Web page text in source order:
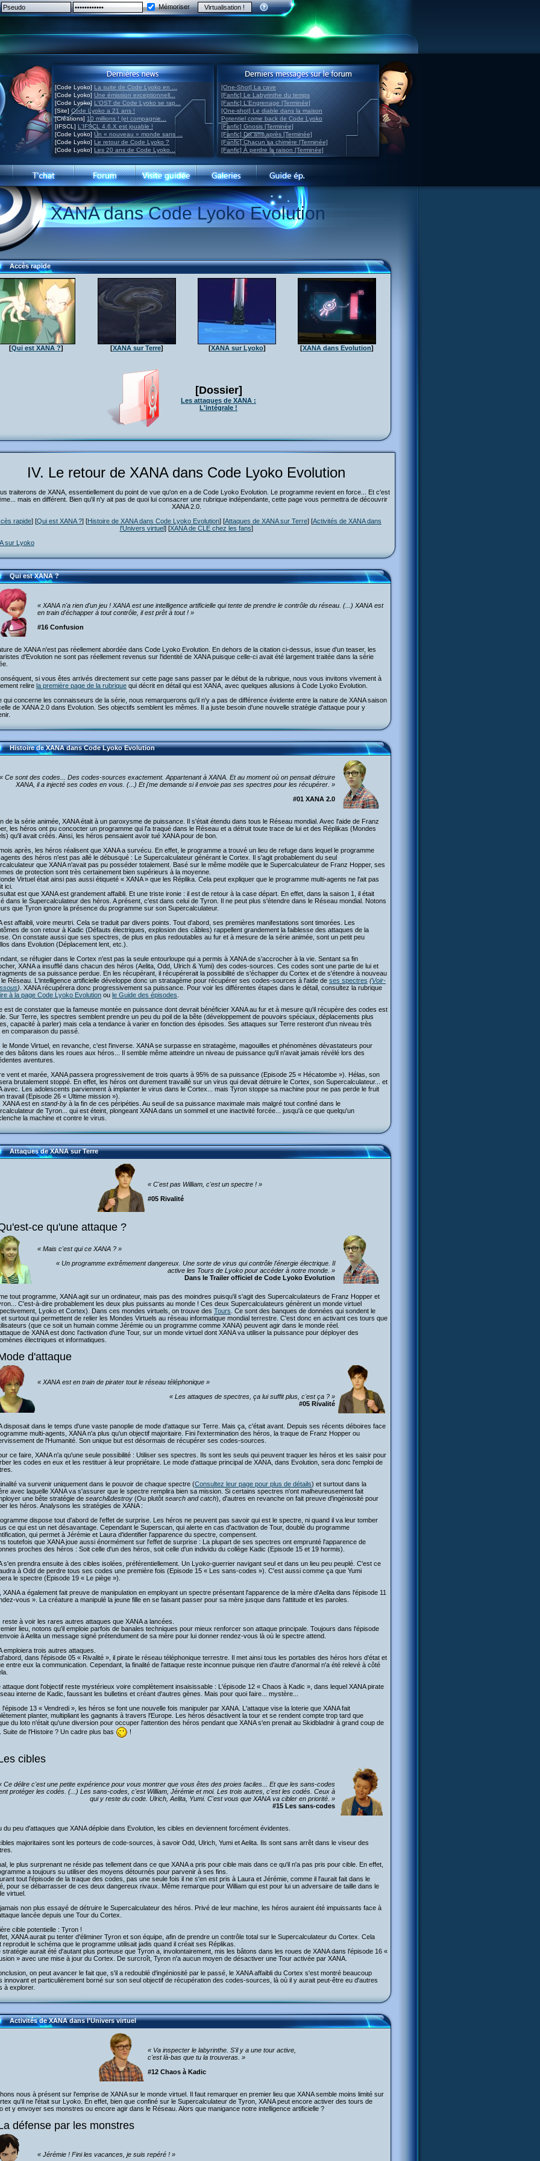
Mémoriser
[Code Lyoko] La suite de Code Lyoko en ...
[Code Lyoko] Une émission exceptionnell...
[Code Lyoko] L'OST de Code Lyoko se rap...
[Site] Code Lyoko a 21 ans !
[Créations] 10 millions ! (et compagnie...
[IFSCL] L'IFSCL 4.6.X est jouable !
[Code Lyoko] Un « nouveau » monde sans ...
[Code Lyoko] Le retour de Code Lyoko ?
[Code Lyoko] Les 20 ans de Code Lyoko...
[One-Shot] La cave
[Fanfic] Le Labyrinthe du temps
[Fanfic] L'Engrenage [Terminée]
[One-shot] Le diable dans la maison
Potentiel come back de Code Lyoko
[Fanfic] Gnosis [Terminée]
[Fanfic] Dix ans après [Terminée]
[Fanfic] Chacun sa chimère [Terminée]
[Fanfic] À perdre la raison [Terminée]
XANA dans Code Lyoko Evolution
Accès rapide
[Qui est XANA ?] [XANA sur Terre] [XANA sur Lyoko] [XANA dans Evolution]
[Dossier]
Les attaques de XANA :
L'intégrale !
IV. Le retour de XANA dans Code Lyoko Evolution
traiterons de XANA, essentiellement du point de vue qu'on en a de Code Lyoko Evolution. Le programme revient en force... Et c'est
mais en différent. Bien qu'il n'y ait pas de quoi lui consacrer une rubrique indépendante, cette page vous permettra de découvrir
XANA 2.0.
rapide] [Qui est XANA ?] [Histoire de XANA dans Code Lyoko Evolution] [Attaques de XANA sur Terre] [Activités de XANA dans
l'Univers virtuel] [XANA de CLE chez les fans]
sur Lyoko
Qui est XANA ?
« XANA n'a rien d'un jeu ! XANA est une intelligence artificielle qui tente de prendre le contrôle du réseau. (...) XANA est
en train d'échapper à tout contrôle, il est prêt à tout ! »
#16 Confusion
de XANA n'est pas réellement abordée dans Code Lyoko Evolution. En dehors de la citation ci-dessus, issue d'un teaser, les
d'Evolution ne sont pas réellement revenus sur l'identité de XANA puisque celle-ci avait été largement traitée dans la série
si vous êtes arrivés directement sur cette page sans passer par le début de la rubrique, nous vous invitons vivement à
relire la première page de la rubrique qui décrit en détail qui est XANA, avec quelques allusions à Code Lyoko Evolution.
qui concerne les connaisseurs de la série, nous remarquerons qu'il n'y a pas de différence évidente entre la nature de XANA saison
de XANA 2.0 dans Evolution. Ses objectifs semblent les mêmes. Il a juste besoin d'une nouvelle stratégie d'attaque pour y
Histoire de XANA dans Code Lyoko Evolution
« Ce sont des codes... Des codes-sources exactement. Appartenant à XANA. Et au moment où on pensait détruire
XANA, il a injecté ses codes en vous. (...) Et j'me demande si il envoie pas ses spectres pour les récupérer. »
#01 XANA 2.0
de la série animée, XANA était à un paroxysme de puissance. Il s'était étendu dans tous le Réseau mondial. Avec l'aide de Franz
les héros ont pu concocter un programme qui l'a traqué dans le Réseau et a détruit toute trace de lui et des Réplikas (Mondes
qu'il avait créés. Ainsi, les héros pensaient avoir tué XANA pour de bon.
après, les héros réalisent que XANA a survécu. En effet, le programme a trouvé un lieu de refuge dans lequel le programme
des héros n'est pas allé le débusqué : Le Supercalculateur générant le Cortex. Il s'agit probablement du seul
que XANA n'avait pas pu posséder totalement. Basé sur le même modèle que le Supercalculateur de Franz Hopper, ses
de protection sont très certainement bien supérieurs à la moyenne.
Virtuel était ainsi pas aussi étiqueté « XANA » que les Réplika. Cela peut expliquer que le programme multi-agents ne l'ait pas
ici.
est que XANA est grandement affaibli. Et une triste ironie : il est de retour à la case départ. En effet, dans la saison 1, il était
dans le Supercalculateur des héros. A présent, c'est dans celui de Tyron. Il ne peut plus s'étendre dans le Réseau mondial. Notons
que Tyron ignore la présence du programme sur son Supercalculateur.
est affaibli, voire meurtri. Cela se traduit par divers points. Tout d'abord, ses premières manifestations sont timorées. Les
de son retour à Kadic (Défauts électriques, explosion des câbles) rappellent grandement la faiblesse des attaques de la
On constate aussi que ses spectres, de plus en plus redoutables au fur et à mesure de la série animée, sont un petit peu
dans Evolution (Déplacement lent, etc.).
se réfugier dans le Cortex n'est pas la seule entourloupe qui a permis à XANA de s'accrocher à la vie. Sentant sa fin
XANA a insufflé dans chacun des héros (Aelita, Odd, Ulrich & Yumi) des codes-sources. Ces codes sont une partie de lui et
de sa puissance perdue. En les récupérant, il récupérerait la possibilité de s'échapper du Cortex et de s'étendre à nouveau
Réseau. L'intelligence artificielle développe donc un stratagème pour récupérer ses codes-sources à l'aide de ses spectres (Voir-
) . XANA récupérera donc progressivement sa puissance. Pour voir les différentes étapes dans le détail, consultez la rubrique
à la page Code Lyoko Evolution ou le Guide des épisodes
est de constater que la fameuse montée en puissance dont devrait bénéficier XANA au fur et à mesure qu'il récupère des codes est
Sur Terre, les spectres semblent prendre un peu du poil de la bête (développement de pouvoirs spéciaux, déplacements plus
capacité à parler) mais cela a tendance à varier en fonction des épisodes. Ses attaques sur Terre resteront d'un niveau très
en comparaison du passé.
le Monde Virtuel, en revanche, c'est l'inverse. XANA se surpasse en stratagème, magouilles et phénomènes dévastateurs pour
des bâtons dans les roues aux héros... Il semble même atteindre un niveau de puissance qu'il n'avait jamais révélé lors des
aventures.
vent et marée, XANA passera progressivement de trois quarts à 95% de sa puissance (Episode 25 « Hécatombe »). Hélas, son
brutalement stoppé. En effet, les héros ont durement travaillé sur un virus qui devait détruire le Cortex, son Supercalculateur... et
avec. Les adolescents parviennent à implanter le virus dans le Cortex... mais Tyron stoppe sa machine pour ne pas perde le fruit
travail (Episode 26 « Ultime mission »).
XANA est en stand-by à la fin de ces péripéties. Au seuil de sa puissance maximale mais malgré tout confiné dans le
de Tyron... qui est éteint, plongeant XANA dans un sommeil et une inactivité forcée... jusqu'à ce que quelqu'un
la machine et contre le virus.
Attaques de XANA sur Terre
« C'est pas William, c'est un spectre ! »
#05 Rivalité
ce qu'une attaque ?
« Mais c'est qui ce XANA ? »
« Un programme extrêmement dangereux. Une sorte de virus qui contrôle l'énergie électrique. Il
active les Tours de Lyoko pour accéder à notre monde. »
Dans le Trailer officiel de Code Lyoko Evolution
tout programme, XANA agit sur un ordinateur, mais pas des moindres puisqu'il s'agit des Supercalculateurs de Franz Hopper et
C'est-à-dire probablement les deux plus puissants au monde ! Ces deux Supercalculateurs génèrent un monde virtuel
Lyoko et Cortex). Dans ces mondes virtuels, on trouve des Tours . Ce sont des banques de données qui sondent le
et surtout qui permettent de relier les Mondes Virtuels au réseau informatique mondial terrestre. C'est donc en activant ces tours que
(que ce soit un humain comme Jérémie ou un programme comme XANA) peuvent agir dans le monde réel.
de XANA est donc l'activation d'une Tour, sur un monde virtuel dont XANA va utiliser la puissance pour déployer des
électriques et informatiques.
d'attaque
« XANA est en train de pirater tout le réseau téléphonique »
« Les attaques de spectres, ça lui suffit plus, c'est ça ? »
#05 Rivalité
disposait dans le temps d'une vaste panoplie de mode d'attaque sur Terre. Mais ça, c'était avant. Depuis ses récents déboires face
multi-agents, XANA n'a plus qu'un objectif majoritaire. Fini l'extermination des héros, la traque de Franz Hopper ou
de l'Humanité. Son unique but est désormais de récupérer ses codes-sources.
ce faire, XANA n'a qu'une seule possibilité : Utiliser ses spectres. Ils sont les seuls qui peuvent traquer les héros et les saisir pour
les codes en eux et les restituer à leur propriétaire. Le mode d'attaque principal de XANA, dans Evolution, sera donc l'emploi de
va survenir uniquement dans le pouvoir de chaque spectre (Consultez leur page pour plus de détails) et surtout dans la
avec laquelle XANA va s'assurer que le spectre remplira bien sa mission. Si certains spectres n'ont malheureusement fait
une bête stratégie de search&destroy (Ou plutôt search and catch), d'autres en revanche on fait preuve d'ingéniosité pour
les héros. Analysons les stratégies de XANA :
dispose tout d'abord de l'effet de surprise. Les héros ne peuvent pas savoir qui est le spectre, ni quand il va leur tomber
ce qui est un net désavantage. Cependant le Superscan, qui alerte en cas d'activation de Tour, doublé du programme
qui permet à Jérémie et Laura d'identifier l'apparence du spectre, compensent.
toutefois que XANA joue aussi énormément sur l'effet de surprise : La plupart de ses spectres ont emprunté l'apparence de
proches des héros : Soit celle d'un des héros, soit celle d'un individu du collège Kadic (Episode 15 et 19 hormis).
s'en prendra ensuite à des cibles isolées, préférentiellement. Un Lyoko-guerrier navigant seul et dans un lieu peu peuplé. C'est ce
à Odd de perdre tous ses codes une première fois (Episode 15 « Les sans-codes »). C'est aussi comme ça que Yumi
le spectre (Episode 19 « Le piège »).
XANA a également fait preuve de manipulation en employant un spectre présentant l'apparence de la mère d'Aelita dans l'épisode 11
vous ». La créature a manipulé la jeune fille en se faisant passer pour sa mère jusque dans l'attitude et les paroles.
reste à voir les rares autres attaques que XANA a lancées.
lieu, notons qu'il emploie parfois de banales techniques pour mieux renforcer son attaque principale. Toujours dans l'épisode
à Aelita un message signé prétendument de sa mère pour lui donner rendez-vous là où le spectre attend.
emploiera trois autres attaques.
dans l'épisode 05 « Rivalité », il pirate le réseau téléphonique terrestre. Il met ainsi tous les portables des héros hors d'état et
entre eux la communication. Cependant, la finalité de l'attaque reste inconnue puisque rien d'autre d'anormal n'a été relevé à côté
attaque dont l'objectif reste mystérieux voire complètement insaisissable : L'épisode 12 « Chaos à Kadic », dans lequel XANA pirate
interne de Kadic, faussant les bulletins et créant d'autres gènes. Mais pour quoi faire... mystère...
l'épisode 13 « Vendredi », les héros se font une nouvelle fois manipuler par XANA. L'attaque vise la loterie que XANA fait
planter, multipliant les gagnants à travers l'Europe. Les héros désactivent la tour et se rendent compte trop tard que
du loto n'était qu'une diversion pour occuper l'attention des héros pendant que XANA s'en prenait au Skidbladnir à grand coup de
Suite de l'Histoire ? Un cadre plus bas
!
cibles
Ce délire c'est une petite expérience pour vous montrer que vous êtes des proies faciles... Et que les sans-codes
protéger les codés. (...) Les sans-codes, c'est William, Jérémie et moi. Les trois autres, c'est les codés. Ceux à
qui y reste du code. Ulrich, Aelita, Yumi. C'est vous que XANA va cibler en priorité. »
#15 Les sans-codes
du peu d'attaques que XANA déploie dans Evolution, les cibles en deviennent forcément évidentes.
majoritaires sont les porteurs de code-sources, à savoir Odd, Ulrich, Yumi et Aelita. Ils sont sans arrêt dans le viseur des
le plus surprenant ne réside pas tellement dans ce que XANA a pris pour cible mais dans ce qu'il n'a pas pris pour cible. En effet,
a toujours su utiliser des moyens détournés pour parvenir à ses fins.
tout l'épisode de la traque des codes, pas une seule fois il ne s'en est pris à Laura et Jérémie, comme il l'aurait fait dans le
pour se débarrasser de ces deux dangereux rivaux. Même remarque pour William qui est pour lui un adversaire de taille dans le
virtuel.
non plus essayé de détruire le Supercalculateur des héros. Privé de leur machine, les héros auraient été impuissants face à
lancée depuis une Tour du Cortex.
cible potentielle : Tyron !
XANA aurait pu tenter d'éliminer Tyron et son équipe, afin de prendre un contrôle total sur le Supercalculateur du Cortex. Cela
reproduit le schéma que le programme utilisait jadis quand il créait ses Réplikas.
stratégie aurait été d'autant plus porteuse que Tyron a, involontairement, mis les bâtons dans les roues de XANA dans l'épisode 16 «
» avec une mise à jour du Cortex. De surcroît, Tyron n'a aucun moyen de désactiver une Tour activée par XANA.
on peut avancer le fait que, s'il a redoublé d'ingéniosité par le passé, le XANA affaibli du Cortex s'est montré beaucoup
innovant et particulièrement borné sur son seul objectif de récupération des codes-sources, là où il y aurait peut-être eu d'autres
à explorer.
Activités de XANA dans l'Univers virtuel
« Va inspecter le labyrinthe. S'il y a une tour active,
c'est là-bas que tu la trouveras. »
#12 Chaos à Kadic
nous à présent sur l'emprise de XANA sur le monde virtuel. Il faut remarquer en premier lieu que XANA semble moins limité sur
qu'il ne l'était sur Lyoko. En effet, bien que confiné sur le Supercalculateur de Tyron, XANA peut encore activer des tours de
et y envoyer ses monstres ou encore agir dans le Réseau. Alors que manigance notre intelligence artificielle ?
défense par les monstres
« Jérémie ! Fini les vacances, je suis repéré ! »